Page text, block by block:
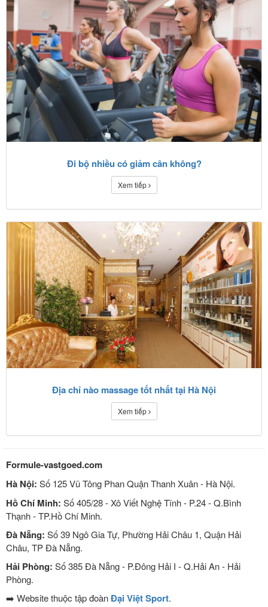
Đi bộ nhiều có giảm cân không?
Xem tiếp
Địa chỉ nào massage tốt nhất tại Hà Nội
Xem tiếp
Formule-vastgoed.com
Hà Nội: Số 125 Vũ Tông Phan Quận Thanh Xuân - Hà Nội.
Hồ Chí Minh: Số 405/28 - Xô Viết Nghệ Tĩnh - P.24 - Q.Bình
Thạnh - TP.Hồ Chí Minh.
Đà Nẵng: Số 39 Ngô Gia Tự, Phường Hải Châu 1, Quận Hải
Châu, TP Đà Nẵng.
Hải Phòng: Số 385 Đà Nẵng - P.Đông Hải I - Q.Hải An - Hải
Phòng.
➡️ Website thuộc tập đoànĐại Việt Sport.